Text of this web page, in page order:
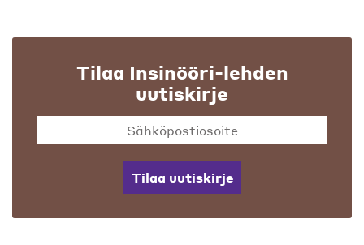
Tilaa Insinööri-lehden
uutiskirje
Tilaa uutiskirje